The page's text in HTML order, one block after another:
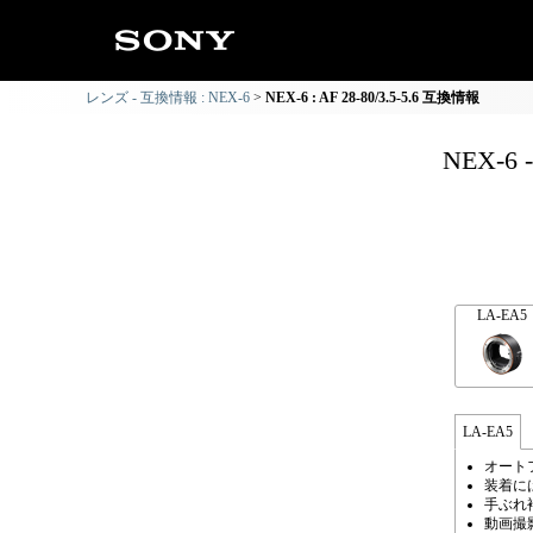
レンズ - 互換情報 : NEX-6 NEX-6 : AF 28-80/3.5-5.6 互換情報
NEX-6
LA-EA5
LA-EA5
オート
装着に
手ぶれ
動画撮